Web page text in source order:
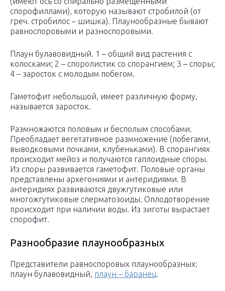
спорофиллами), которую называют стробилой (от
греч. стробилос – шишка). Плаунообразные бывают
равноспоровыми и разноспоровыми.
Плаун булавовидный. 1 – общий вид растения с
колосками; 2 – споролистик со спорангием; 3 – споры;
4 – заросток с молодым побегом.
Гаметофит небольшой, имеет различную форму,
называется заросток.
Размножаются половым и бесполым способами.
Преобладает вегетативное размножение (побегами,
выводковыми почками, клубеньками). В спорангиях
происходит мейоз и получаются гаплоидные споры.
Из споры развивается гаметофит. Половые органы
представлены архегониями и антеридиями. В
антеридиях развиваются двужгутиковые или
многожгутиковые сперматозоиды. Оплодотворение
происходит при наличии воды. Из зиготы вырастает
спорофит.
Разнообразие плаунообразных
Представители равноспоровых плаунообразных:
плаун булавовидный, плаун – баранец.